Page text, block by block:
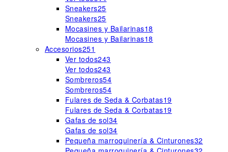
Sneakers25
Sneakers25
Mocasines y Bailarinas18
Mocasines y Bailarinas18
Accesorios251
Ver todos243
Ver todos243
Sombreros54
Sombreros54
Fulares de Seda & Corbatas19
Fulares de Seda & Corbatas19
Gafas de sol34
Gafas de sol34
Pequeña marroquinería & Cinturones32